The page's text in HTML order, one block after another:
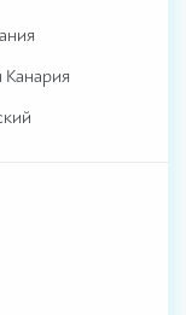
Канария